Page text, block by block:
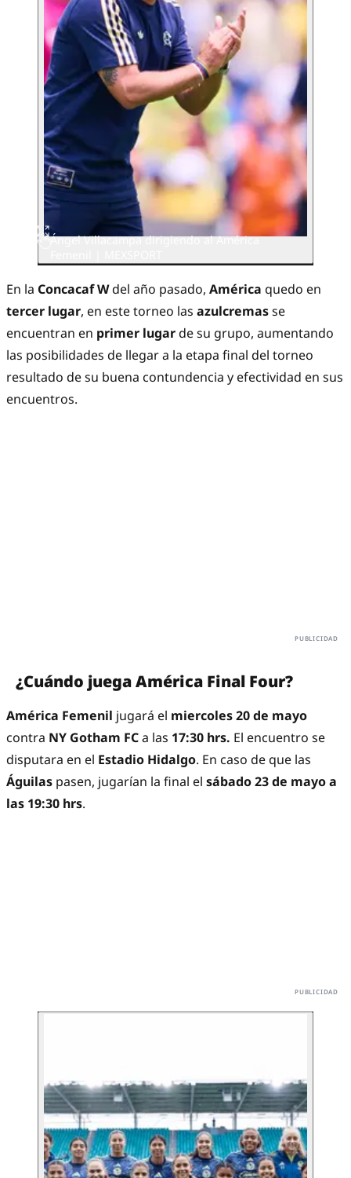
Ángel Villacampa dirigiendo al América
En la Concacaf Wdel año pasado, América quedo en
tercer lugar, en este torneo las azulcremasse
encuentran en primer lugarde su grupo, aumentando
las posibilidades de llegar a la etapa final del torneo
resultado de su buena contundencia y efectividad en sus
encuentros.
¿Cuándo juega América Final Four?
América Femenil jugará el miercoles 20 de mayo
contra NY Gotham FCa las 17:30 hrs. El encuentro se
disputara en el Estadio Hidalgo. En caso de que las
Águilas pasen, jugarían la final el sábado 23 de mayo a
las 19:30 hrs.